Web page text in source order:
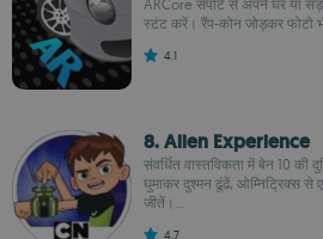
ARCore सपोर्ट से अपने घर या
स्टंट करें। रैंप-कोन जोड़कर फोटो
4.1
8. Alien Experience
संवर्धित वास्तविकता में बेन 10
घुमाकर दुश्मन ढूंढें, ओम्निट्रिक्स से
जीतें।...
4.7